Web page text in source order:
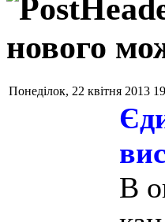
нового
Понеділок, 22 квітня 2013
В